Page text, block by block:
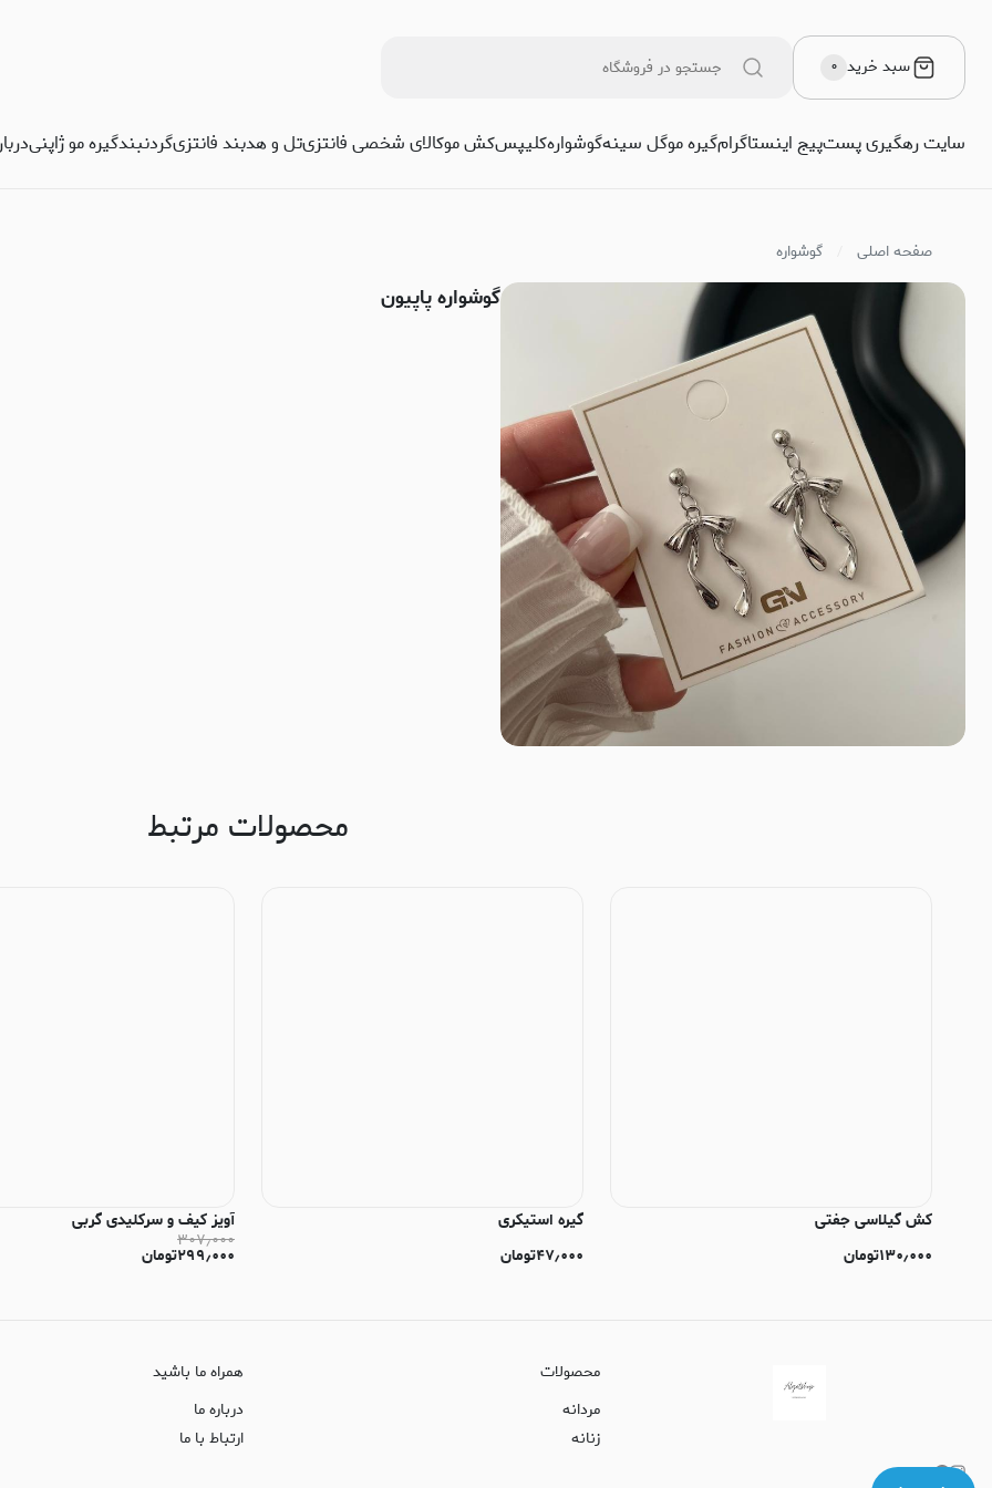
سبد خرید ۰
سایت رهگیری پستپیج اینستاگرامگیره موگل سینهگوشوارهکلیپسکش موکالای شخصی فانتزیتل و هدبند فانتزیگردنبندگیره مو ژاپنی
صفحه اصلی گوشواره
گوشواره پاپیون
محصولات مرتبط
کش گیلاسی جفتی
۱۳۰٫۰۰۰تومان
گیره استیکری
۴۷٫۰۰۰تومان
آویز کیف و سرکلیدی گربی
۳۰۷٫۰۰۰
۲۹۹٫۰۰۰تومان
محصولات
مردانه
زنانه
همراه ما باشید
درباره ما
ارتباط با ما